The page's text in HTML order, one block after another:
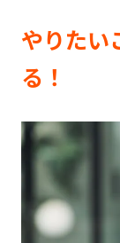
やりたい
る！